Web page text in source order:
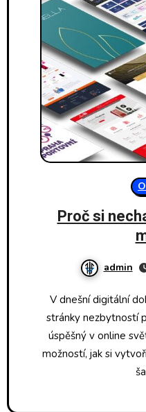
Proč si
admin
V dnešní digitální době je mít vlastní webové
stránky nezbytností
úspěšný v online
možností, jak si